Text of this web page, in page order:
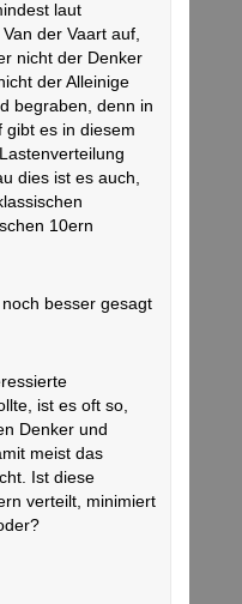
laut
der Vaart auf,
nicht der Denker
der Alleinige
begraben, denn in
gibt es in diesem
dies ist es auch,
10ern
besser gesagt
ist es oft so,
Denker und
meist das
Ist diese
verteilt, minimiert